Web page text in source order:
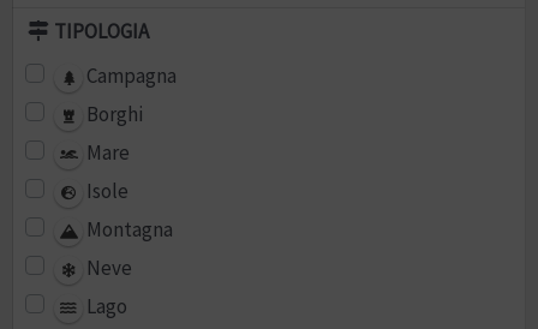
TIPOLOGIA
Campagna
Borghi
Mare
Isole
Montagna
Neve
Lago